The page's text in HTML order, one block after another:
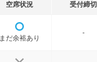
空席状況 受付締切
まだ余裕あり
-